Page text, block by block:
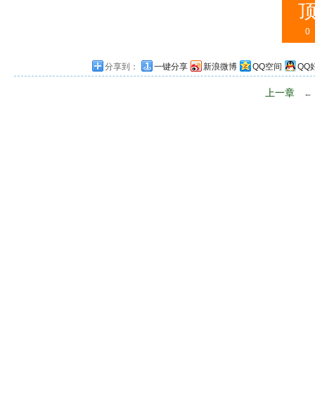
0
分享到： 一键分享 新浪微博 QQ空间 QQ
上一章 ←